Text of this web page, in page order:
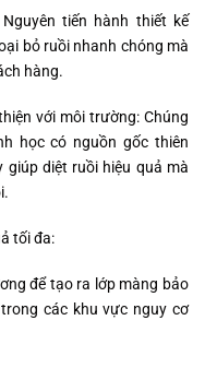
tiến hành thiết kế
bỏ ruồi nhanh chóng mà
hàng.
với môi trường: Chúng
học có nguồn gốc thiên
giúp diệt ruồi hiệu quả mà
tối đa:
để tạo ra lớp màng bảo
các khu vực nguy cơ